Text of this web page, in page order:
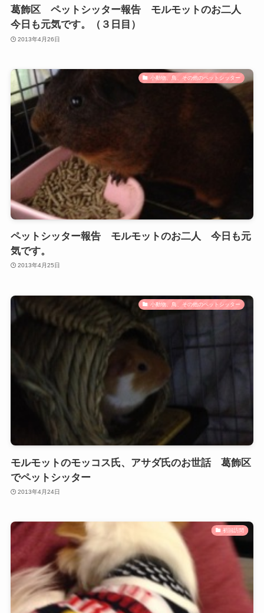
葛飾区 ペットシッター報告 モルモットのお二人
今日も元気です。（３日目）
2013年4月26日
小動物、鳥、その他のペットシッター
ペットシッター報告 モルモットのお二人 今日も元
気です。
2013年4月25日
小動物、鳥、その他のペットシッター
モルモットのモッコス氏、アサダ氏のお世話 葛飾区
でペットシッター
2013年4月24日
初回訪問